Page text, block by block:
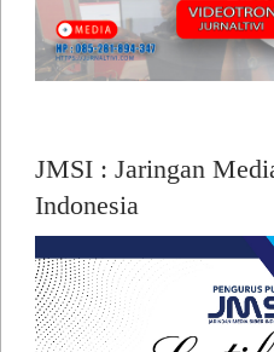
JMSI : Jaringan
Indonesia